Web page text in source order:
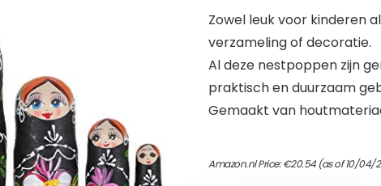
Zowel leuk voor kinderen
verzameling of decoratie.
Al deze nestpoppen zijn
praktisch en duurzaam
Gemaakt van
Amazon.nl Price:€20.54(as of 10/04/